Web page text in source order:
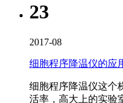
23
2017-08
细胞程序降温仪的应
细胞程序降温仪这个
活率，高大上的实验